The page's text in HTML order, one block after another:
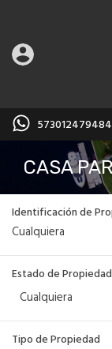
573012479484
CASA
Identificación de
Estado de Propiedad
Cualquiera
Tipo de Propiedad